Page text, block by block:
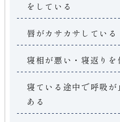
をしている
唇がカサカサしている
寝相が悪い・寝返りを
寝ている途中で呼吸
ある